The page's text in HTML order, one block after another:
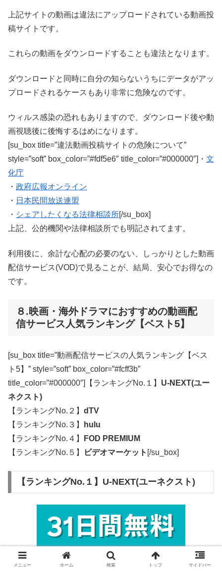
上記サイトの動画は違法にアップロードされている動画投
稿サイトです。
これらの動画をダウンロードすることも違法となります。
ダウンロードと同時に自分の知らないうちにデータがアッ
プロードされるケースもあり非常に危険なのです。
ウィルス感染の恐れもありますので、ダウンロード後や動
画視聴後に後悔するはめになります。
[su_box title=”違法動画投稿サイトの危険について”
style=”soft” box_color=”#fdf5e6″ title_color=”#000000″]・ 文
化庁
・ 政府広報オンライン
・ 日本民間放送連盟
・ シェアしたくなる法律相談所[/su_box]
上記、公的機関や法律相談所でも明記されてます。
利用後に、余計な心配の必要のない、しっかりとした動画
配信サービス(VOD)で見ることが、結局、安心でお得なの
です。
８.映画・海外ドラマにおすすめの動画配
信サービス人気ランキング【ベスト5】
[su_box title=”動画配信サービスの人気ランキング【ベス
ト5】” style=”soft” box_color=”#fcff3b”
title_color=”#000000″]【ランキングNo.１】 U-NEXT(ユー
ネクスト)
【ランキングNo.２】 dTV
【ランキングNo.３】
hulu
【ランキングNo.４】
FOD PREMIUM
【ランキングNo.５】
ビデオマーケット [/su_box]
【ランキングNo.１】U-NEXT(ユーネクスト)
メニュー ホーム 検索 トップ サイドバー